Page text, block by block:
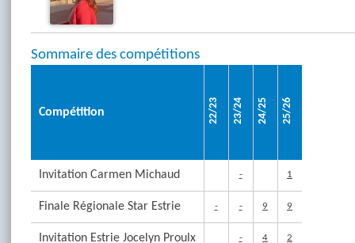
Sommaire des compétitions
Compétition 22/23 23/24 24/25 25/26
Invitation Carmen Michaud - 1
Finale Régionale Star Estrie - - 9 9
Invitation Estrie Jocelyn Proulx - 4 2